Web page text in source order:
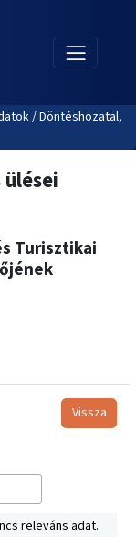
/ Döntéshozatal,
Turisztikai
Vissza
releváns adat.